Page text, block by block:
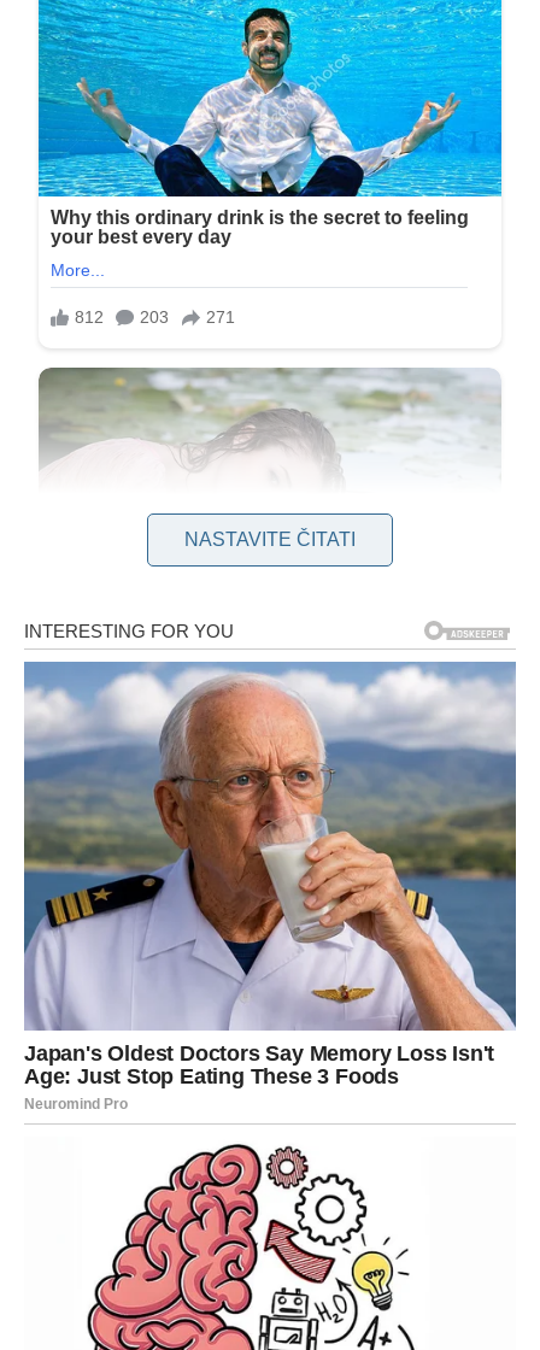
NASTAVITE ČITATI